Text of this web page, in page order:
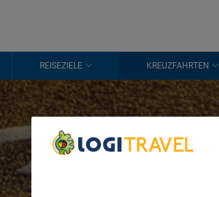
3897
REISEZIELE KREUZFAHRTEN